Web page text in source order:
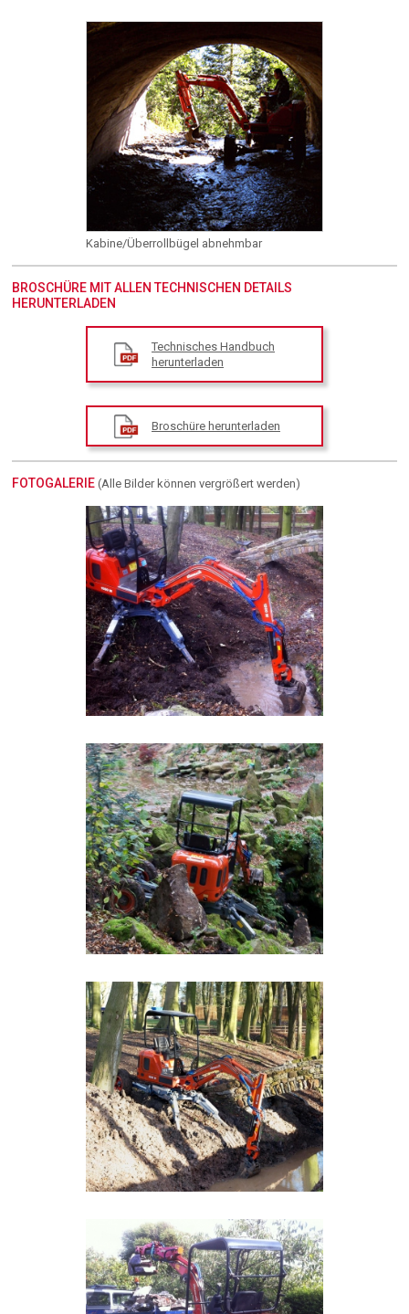
Kabine/Überrollbügel abnehmbar
BROSCHÜRE MIT ALLEN TECHNISCHEN DETAILS
HERUNTERLADEN
Technisches Handbuch
herunterladen
Broschüre herunterladen
FOTOGALERIE(Alle Bilder können vergrößert werden)